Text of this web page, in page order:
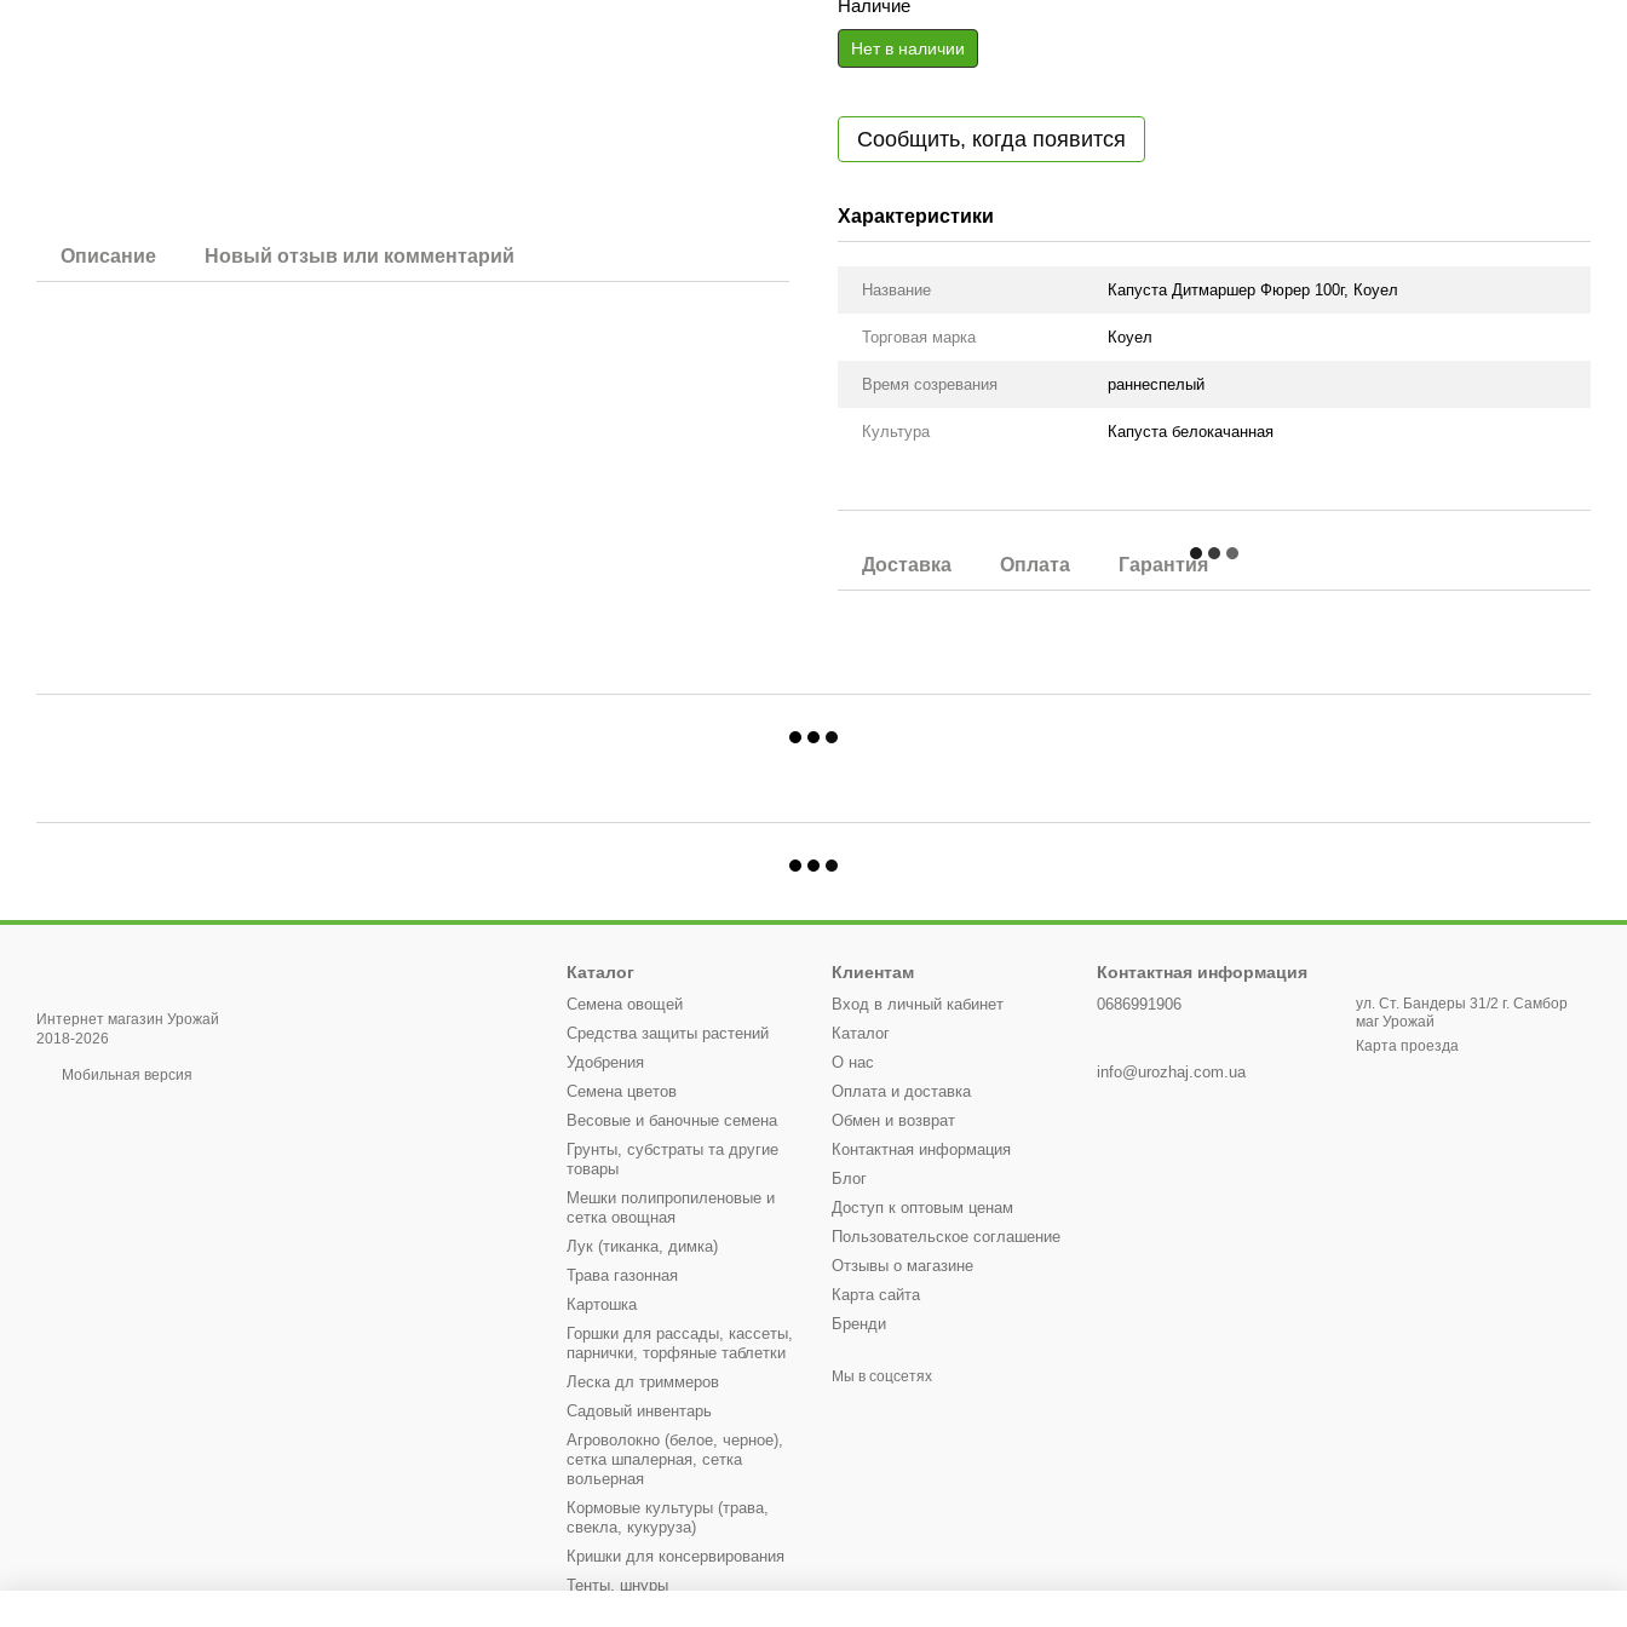
Описание Новый отзыв или комментарий
Наличие
Нет в наличии
Сообщить, когда появится
Характеристики
Название Капуста Дитмаршер Фюрер 100г, Коуел
Торговая марка Коуел
Время созревания раннеспелый
Культура Капуста белокачанная
Доставка Оплата Гарантия
Интернет магазин Урожай
2018-2026
Мобильная версия
Каталог
Семена овощей
Средства защиты растений
Удобрения
Семена цветов
Весовые и баночные семена
Грунты, субстраты та другие
товары
Мешки полипропиленовые и
сетка овощная
Лук (тиканка, димка)
Трава газонная
Картошка
Горшки для рассады, кассеты,
парнички, торфяные таблетки
Леска дл триммеров
Садовый инвентарь
Агроволокно (белое, черное),
сетка шпалерная, сетка
вольерная
Кормовые культуры (трава,
свекла, кукуруза)
Кришки для консервирования
Тенты, шнуры
Клиентам
Вход в личный кабинет
Каталог
О нас
Оплата и доставка
Обмен и возврат
Контактная информация
Блог
Доступ к оптовым ценам
Пользовательское соглашение
Отзывы о магазине
Карта сайта
Бренди
Мы в соцсетях
Контактная информация
0686991906
info@urozhaj.com.ua
ул. Ст. Бандеры 31/2 г. Самбор
маг Урожай
Карта проезда